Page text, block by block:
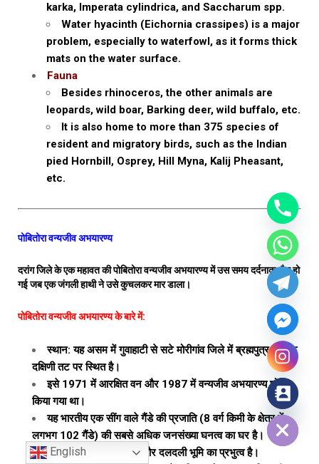
karka, Imperata cylindrica, and Saccharum spp.
Water hyacinth (Eichornia crassipes) is a major
problem, especially to waterfowl, as it forms thick
mats on the water surface.
Fauna
Besides rhinoceros, the other animals are
leopards, wild boar, Barking deer, wild buffalo, etc.
It is also home to more than 375 species of
resident and migratory birds, such as the Indian
pied Hornbill, Osprey, Hill Myna, Kalij Pheasant,
etc.
पोबितोरा वन्यजीव अभयारण्य
दरांग जिले के एक महावत की पोबितोरा वन्यजीव अभयारण्य में उस समय दर्दनाक मौत हो
गई जब एक जंगली हाथी ने उसे कुचलकर मार डाला।
पोबितोरा वन्यजीव अभयारण्य के बारे में:
स्थान: यह असम में गुवाहाटी से सटे मोरीगांव जिले में ब्रह्मपुत्र नदी के
दक्षिणी तट पर स्थित है।
इसे 1971 में आरक्षित वन और 1987 में वन्यजीव अभयारण्य घोषित
किया गया था।
यह भारतीय एक सींग वाले गैंडे की प्रजाति (8 वर्ग किमी के क्षेत्र में
लगभग 102 गैंडे) की सबसे अधिक जनसंख्या घनत्व का घर है।
भूदृश्य: इसमें जलोढ़ तराई और दलदली भूमि का प्रभुत्व है।
English
Hide chaty